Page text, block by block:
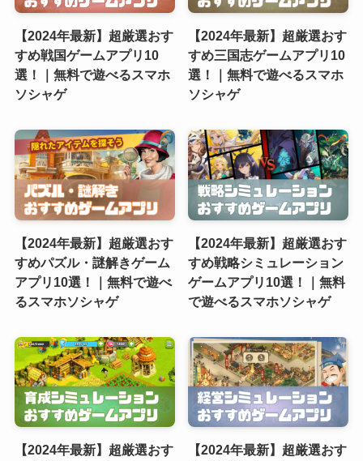
【2024年最新】超厳選おす
すめ戦国ゲームアプリ10
選！｜無料で遊べるスマホ
ソシャゲ
【2024年最新】超厳選おす
すめ三国志ゲームアプリ10
選！｜無料で遊べるスマホ
ソシャゲ
【2024年最新】超厳選おす
すめパズル・謎解きゲーム
アプリ10選！｜無料で遊べ
るスマホソシャゲ
【2024年最新】超厳選おす
すめ戦略シミュレーション
ゲームアプリ10選！｜無料
で遊べるスマホソシャゲ
【2024年最新】超厳選おす
【2024年最新】超厳選おす